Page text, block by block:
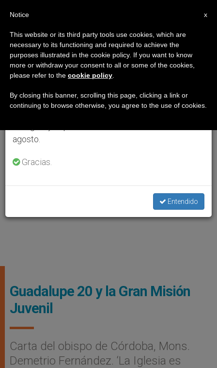
Guadalupe 20 y la Gran Misión
Juvenil
Carta del obispo de Córdoba, Mons.
Demetrio Fernández. ‘La Iglesia es
×
Aviso importante
Del 27 de julio al 7 de agosto haremos la pausa
anual, aprovechando que en el periodo de verano
se generan menos informaciones y también el
agosto.
Gracias.
Entendido
x
Notice
This website or its third party tools use cookies, which are
necessary to its functioning and required to achieve the
purposes illustrated in the cookie policy. If you want to know
more or withdraw your consent to all or some of the cookies,
please refer to the cookie policy
By closing this banner, scrolling this page, clicking a link or
continuing to browse otherwise, you agree to the use of cookies.